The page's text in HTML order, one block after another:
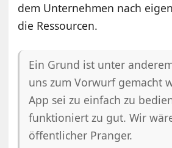
dem Unternehmen nach
die Ressourcen.
Ein Grund ist unter
uns zum Vorwurf gemacht
App sei zu einfach zu
funktioniert zu gut. Wir
öffentlicher Pranger.